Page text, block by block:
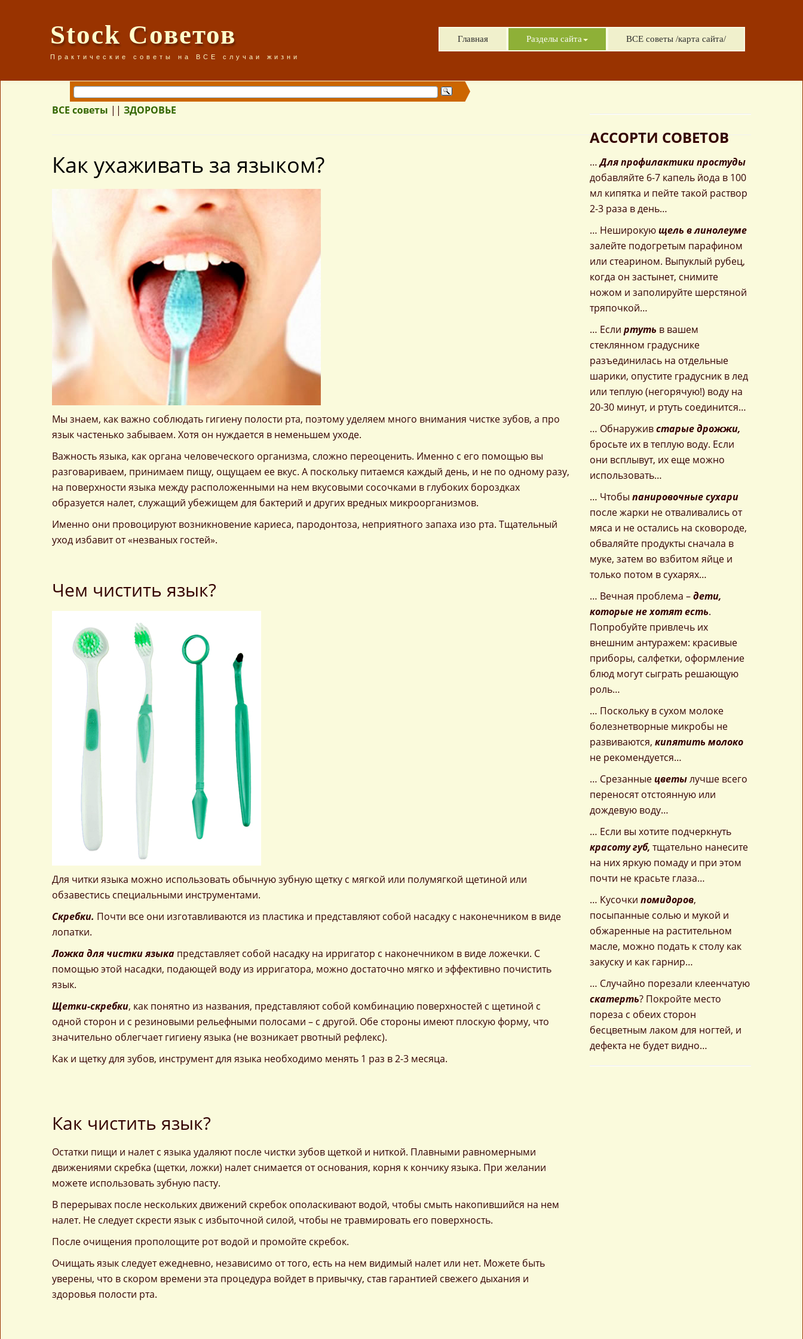
Stock Советов
Практические советы на ВСЕ случаи жизни
Главная Разделы сайта ВСЕ советы /карта сайта/
ВСЕ советы || ЗДОРОВЬЕ
Как ухаживать за языком?
Мы знаем, как важно соблюдать гигиену полости рта, поэтому уделяем много внимания чистке зубов, а про
язык частенько забываем. Хотя он нуждается в неменьшем уходе.
Важность языка, как органа человеческого организма, сложно переоценить. Именно с его помощью вы
разговариваем, принимаем пищу, ощущаем ее вкус. А поскольку питаемся каждый день, и не по одному разу,
на поверхности языка между расположенными на нем вкусовыми сосочками в глубоких бороздках
образуется налет, служащий убежищем для бактерий и других вредных микроорганизмов.
Именно они провоцируют возникновение кариеса, пародонтоза, неприятного запаха изо рта. Тщательный
уход избавит от «незваных гостей».
Чем чистить язык?
Для читки языка можно использовать обычную зубную щетку с мягкой или полумягкой щетиной или
обзавестись специальными инструментами.
Скребки. Почти все они изготавливаются из пластика и представляют собой насадку с наконечником в виде
лопатки.
Ложка для чистки языка представляет собой насадку на ирригатор с наконечником в виде ложечки. С
помощью этой насадки, подающей воду из ирригатора, можно достаточно мягко и эффективно почистить
язык.
Щетки-скребки, как понятно из названия, представляют собой комбинацию поверхностей с щетиной с
одной сторон и с резиновыми рельефными полосами – с другой. Обе стороны имеют плоскую форму, что
значительно облегчает гигиену языка (не возникает рвотный рефлекс).
Как и щетку для зубов, инструмент для языка необходимо менять 1 раз в 2-3 месяца.
Как чистить язык?
Остатки пищи и налет с языка удаляют после чистки зубов щеткой и ниткой. Плавными равномерными
движениями скребка (щетки, ложки) налет снимается от основания, корня к кончику языка. При желании
можете использовать зубную пасту.
В перерывах после нескольких движений скребок ополаскивают водой, чтобы смыть накопившийся на нем
налет. Не следует скрести язык с избыточной силой, чтобы не травмировать его поверхность.
После очищения прополощите рот водой и промойте скребок.
Очищать язык следует ежедневно, независимо от того, есть на нем видимый налет или нет. Можете быть
уверены, что в скором времени эта процедура войдет в привычку, став гарантией свежего дыхания и
здоровья полости рта.
АССОРТИ СОВЕТОВ
…Для профилактики простуды
добавляйте 6-7 капель йода в 100
мл кипятка и пейте такой раствор
2-3 раза в день…
… Неширокующель в линолеуме
залейте подогретым парафином
или стеарином. Выпуклый рубец,
когда он застынет, снимите
ножом и заполируйте шерстяной
тряпочкой…
… Если ртуть в вашем
стеклянном градуснике
разъединилась на отдельные
шарики, опустите градусник в лед
или теплую (негорячую!) воду на
20-30 минут, и ртуть соединится…
… Обнаруживстарые дрожжи,
бросьте их в теплую воду. Если
они всплывут, их еще можно
использовать…
… Чтобы панировочные сухари
после жарки не отваливались от
мяса и не остались на сковороде,
обваляйте продукты сначала в
муке, затем во взбитом яйце и
только потом в сухарях…
… Вечная проблема –дети,
которые не хотят есть.
Попробуйте привлечь их
внешним антуражем: красивые
приборы, салфетки, оформление
блюд могут сыграть решающую
роль…
… Поскольку в сухом молоке
болезнетворные микробы не
развиваются, кипятить молоко
не рекомендуется…
… Срезанныецветылучше всего
переносят отстоянную или
дождевую воду…
… Если вы хотите подчеркнуть
красоту губ, тщательно нанесите
на них яркую помаду и при этом
почти не красьте глаза…
… Кусочки помидоров,
посыпанные солью и мукой и
обжаренные на растительном
масле, можно подать к столу как
закуску и как гарнир…
… Случайно порезали клеенчатую
скатерть? Покройте место
пореза с обеих сторон
бесцветным лаком для ногтей, и
дефекта не будет видно…